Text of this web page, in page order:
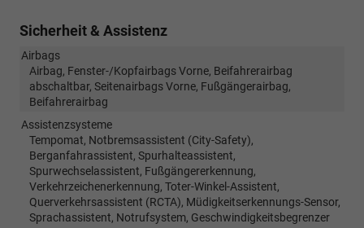
Sicherheit & Assistenz
Airbags
Airbag, Fenster-/Kopfairbags Vorne, Beifahrerairbag
abschaltbar, Seitenairbags Vorne, Fußgängerairbag,
Beifahrerairbag
Assistenzsysteme
Tempomat, Notbremsassistent (City-Safety),
Berganfahrassistent, Spurhalteassistent,
Spurwechselassistent, Fußgängererkennung,
Verkehrzeichenerkennung, Toter-Winkel-Assistent,
Querverkehrsassistent (RCTA), Müdigkeitserkennungs-Sensor,
Sprachassistent, Notrufsystem, Geschwindigkeitsbegrenzer